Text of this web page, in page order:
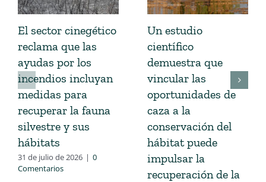
El sector cinegético
reclama que las
ayudas por los
incendios incluyan
medidas para
recuperar la fauna
silvestre y sus
hábitats
31 de julio de 2026 | 0
Comentarios
Un estudio
científico
demuestra que
vincular las
oportunidades de
caza a la
conservación del
hábitat puede
impulsar la
recuperación de la